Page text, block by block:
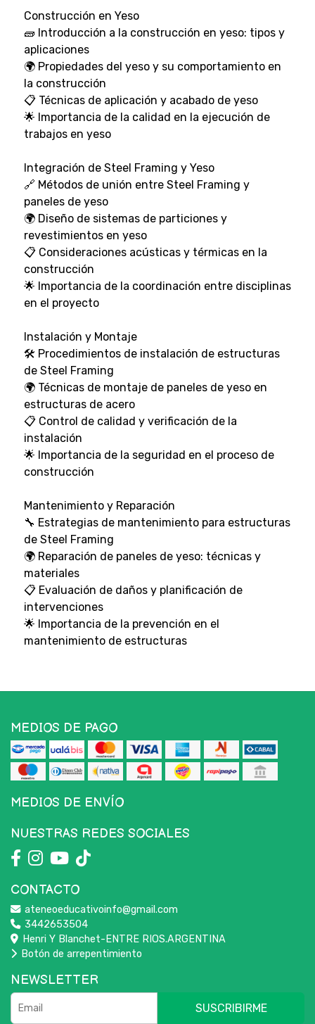
Construcción en Yeso
🧱 Introducción a la construcción en yeso: tipos y
aplicaciones
🌍 Propiedades del yeso y su comportamiento en
la construcción
📋 Técnicas de aplicación y acabado de yeso
🌟 Importancia de la calidad en la ejecución de
trabajos en yeso
Integración de Steel Framing y Yeso
🔗 Métodos de unión entre Steel Framing y
paneles de yeso
🌍 Diseño de sistemas de particiones y
revestimientos en yeso
📋 Consideraciones acústicas y térmicas en la
construcción
🌟 Importancia de la coordinación entre disciplinas
en el proyecto
Instalación y Montaje
🛠️ Procedimientos de instalación de estructuras
de Steel Framing
🌍 Técnicas de montaje de paneles de yeso en
estructuras de acero
📋 Control de calidad y verificación de la
instalación
🌟 Importancia de la seguridad en el proceso de
construcción
Mantenimiento y Reparación
🔧 Estrategias de mantenimiento para estructuras
de Steel Framing
🌍 Reparación de paneles de yeso: técnicas y
materiales
📋 Evaluación de daños y planificación de
intervenciones
🌟 Importancia de la prevención en el
mantenimiento de estructuras
MEDIOS DE PAGO
MEDIOS DE ENVÍO
NUESTRAS REDES SOCIALES
CONTACTO
ateneoeducativoinfo@gmail.com
3442653504
Henri Y Blanchet-ENTRE RIOS.ARGENTINA
Botón de arrepentimiento
NEWSLETTER
SUSCRIBIRME